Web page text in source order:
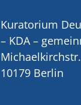
Kuratorium
– KDA –
10179 Berlin